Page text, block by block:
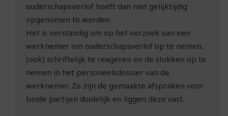
ouderschapsverlof hoeft dan niet gelijktijdig
opgenomen te worden.
Het is verstandig om op het verzoek van een
werknemer om ouderschapsverlof op te nemen,
(ook) schriftelijk te reageren en de stukken op te
nemen in het personeelsdossier van de
werknemer. Zo zijn de gemaakte afspraken voor
beide partijen duidelijk en liggen deze vast.